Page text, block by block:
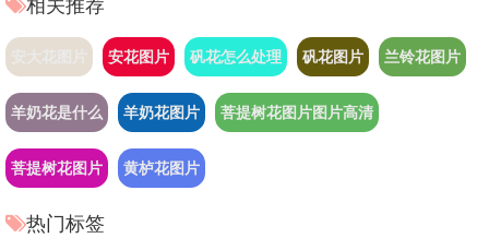
安大花图片 安花图片 矾花怎么处理 矾花图片 兰铃花图片
羊奶花是什么 羊奶花图片 菩提树花图片图片高清
菩提树花图片 黄栌花图片
热门标签